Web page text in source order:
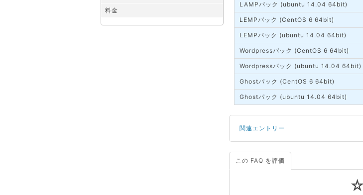
料金
LAMPパック (ubuntu 14.04 64bit)
LEMPパック (CentOS 6 64bit)
LEMPパック (ubuntu 14.04 64bit)
Wordpressパック (CentOS 6 64bit)
Wordpressパック (ubuntu 14.04 64bit)
Ghostパック (CentOS 6 64bit)
Ghostパック (ubuntu 14.04 64bit)
関連エントリー
サーバーが重いので調査してほしい
CPUやメモリをアップグレードしたい
この FAQ を評価
☆